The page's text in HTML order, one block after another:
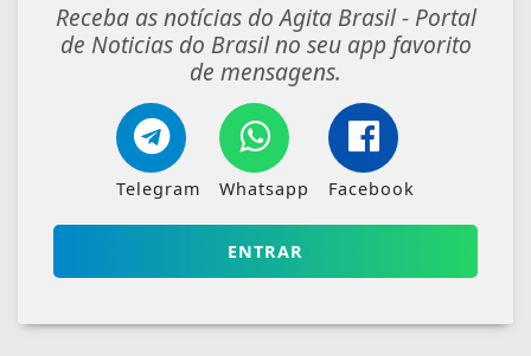
Receba as notícias do Agita Brasil - Portal
de Noticias do Brasil no seu app favorito
de mensagens.
Telegram Whatsapp Facebook
ENTRAR